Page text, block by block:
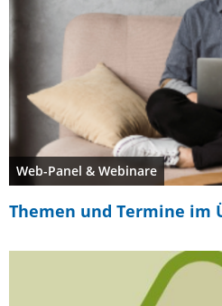
Web-Panel & Webinare
Themen und Termine im